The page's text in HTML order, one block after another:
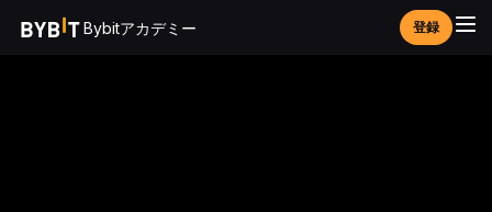
Bybitアカデミー 登録